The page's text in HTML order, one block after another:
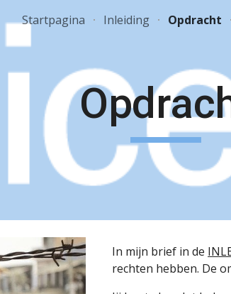
Skip to main content
Startpagina Inleiding Opdracht
In mijn brief in de
rechten hebben. De